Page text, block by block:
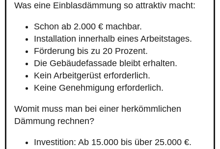
Was eine Einblasdämmung so attraktiv macht:
Schon ab 2.000 € machbar.
Installation innerhalb eines Arbeitstages.
Förderung bis zu 20 Prozent.
Die Gebäudefassade bleibt erhalten.
Kein Arbeitgerüst erforderlich.
Keine Genehmigung erforderlich.
Womit muss man bei einer herkömmlichen
Dämmung rechnen?
Investition: Ab 15.000 bis über 25.000 €.